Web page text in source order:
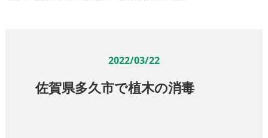
2022/03/22
佐賀県多久市で植木の消毒